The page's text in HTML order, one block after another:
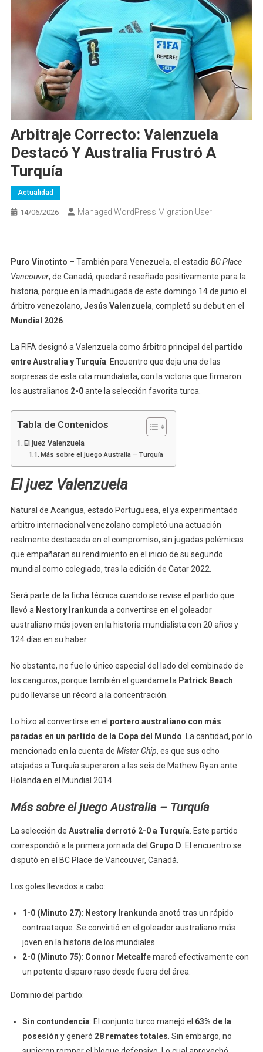
Arbitraje Correcto: Valenzuela
Destacó Y Australia Frustró A
Turquía
Actualidad
14/06/2026 Managed WordPress Migration User
Puro Vinotinto – También para Venezuela, el estadio BC Place
Vancouver, de Canadá, quedará reseñado positivamente para la
historia, porque en la madrugada de este domingo 14 de junio el
árbitro venezolano, Jesús Valenzuela, completó su debut en el
Mundial 2026.
La FIFA designó a Valenzuela como árbitro principal del partido
entre Australia y Turquía . Encuentro que deja una de las
sorpresas de esta cita mundialista, con la victoria que firmaron
los australianos 2-0ante la selección favorita turca.
Tabla de Contenidos
El juez Valenzuela
Más sobre el juego Australia – Turquía
El juez Valenzuela
Natural de Acarigua, estado Portuguesa, el ya experimentado
arbitro internacional venezolano completó una actuación
realmente destacada en el compromiso, sin jugadas polémicas
que empañaran su rendimiento en el inicio de su segundo
mundial como colegiado, tras la edición de Catar 2022.
Será parte de la ficha técnica cuando se revise el partido que
llevó a Nestory Irankunda a convertirse en el goleador
australiano más joven en la historia mundialista con 20 años y
124 días en su haber.
No obstante, no fue lo único especial del lado del combinado de
los canguros, porque también el guardameta Patrick Beach
pudo llevarse un récord a la concentración.
Lo hizo al convertirse en el portero australiano con más
paradas en un partido de la Copa del Mundo . La cantidad, por lo
mencionado en la cuenta de Mister Chip, es que sus ocho
atajadas a Turquía superaron a las seis de Mathew Ryan ante
Holanda en el Mundial 2014.
Más sobre el juego Australia – Turquía
La selección de Australia derrotó 2-0 a Turquía . Este partido
correspondió a la primera jornada del Grupo D . El encuentro se
disputó en el BC Place de Vancouver, Canadá.
Los goles llevados a cabo:
1-0 (Minuto 27): Nestory Irankunda anotó tras un rápido
contraataque. Se convirtió en el goleador australiano más
joven en la historia de los mundiales.
2-0 (Minuto 75): Connor Metcalfemarcó efectivamente con
un potente disparo raso desde fuera del área.
Dominio del partido:
Sin contundencia: El conjunto turco manejó el 63% de la
posesión y generó 28 remates totales . Sin embargo, no